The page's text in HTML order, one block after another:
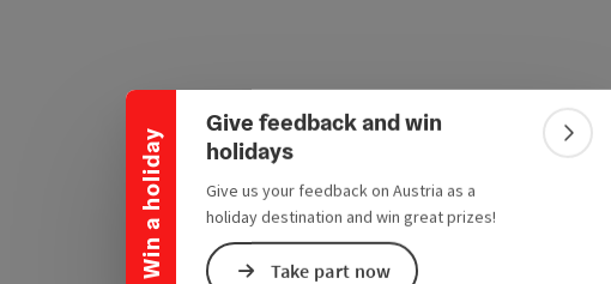
Win a holiday
Collapse banner
Give feedback and win
holidays
Give us your feedback on Austria as a
holiday destination and win great prizes!
Take part now